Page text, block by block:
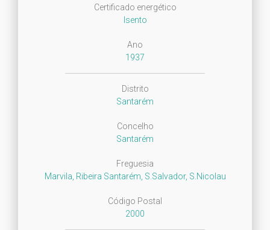
Certificado energético
Isento
Ano
1937
Distrito
Santarém
Concelho
Santarém
Freguesia
Marvila, Ribeira Santarém, S.Salvador, S.Nicolau
Código Postal
2000